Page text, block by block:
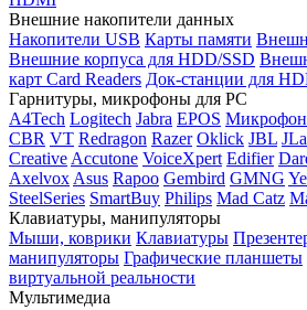
Внешние накопители данных
Накопители USB Карты памяти
Внешние корпуса для HDD/SSD
карт Card Readers Док-станции для
Гарнитуры, микрофоны для PC
A4Tech Logitech Jabra EPOS
CBR VT Redragon Razer Oklick JBL
Creative Accutone VoiceXpert Edifier
Axelvox Asus Rapoo Gembird GMNG
SteelSeries SmartBuy Philips Mad Catz
Клавиатуры, манипуляторы
Мыши, коврики Клавиатуры
манипуляторы Графические планшеты
виртуальной реальности
Мультимедиа